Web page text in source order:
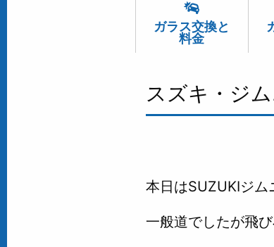
ガラス交換と
料金
スズキ・ジ
本日はSUZUKIジム
一般道でしたが飛